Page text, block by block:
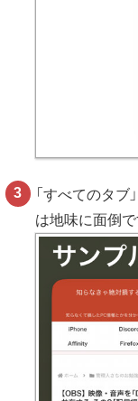
「すべてのタブ
は地味に面倒で